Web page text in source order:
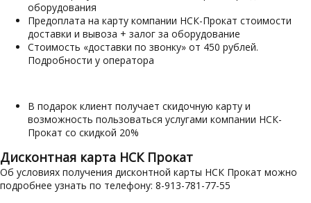
оборудования
Предоплата на карту компании НСК-Прокат стоимости
доставки и вывоза + залог за оборудование
Стоимость «доставки по звонку» от 450 рублей.
Подробности у оператора
В подарок клиент получает скидочную карту и
возможность пользоваться услугами компании НСК-
Прокат со скидкой 20%
Дисконтная карта НСК Прокат
Об условиях получения дисконтной карты НСК Прокат можно
подробнее узнать по телефону: 8-913-781-77-55